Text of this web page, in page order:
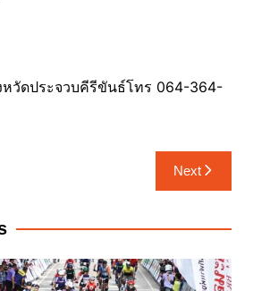
วัดประจวบคีรีขันธ์โทร 064-364-
Next